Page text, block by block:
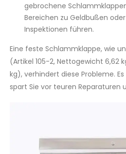
gebrochene
Bereichen zu Geldbußen
Inspektionen führen.
Eine feste Schlammklappe, wie
(Artikel 105-2, Nettogewicht 6,62
kg), verhindert diese Probleme.
spart Sie vor teuren Reparaturen